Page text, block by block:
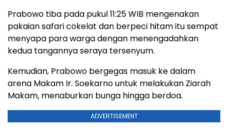
Prabowo tiba pada pukul 11:25 WIB mengenakan
pakaian safari cokelat dan berpeci hitam itu sempat
menyapa para warga dengan menengadahkan
kedua tangannya seraya tersenyum.
Kemudian, Prabowo bergegas masuk ke dalam
arena Makam Ir. Soekarno untuk melakukan Ziarah
Makam, menaburkan bunga hingga berdoa.
ADVERTISEMENT